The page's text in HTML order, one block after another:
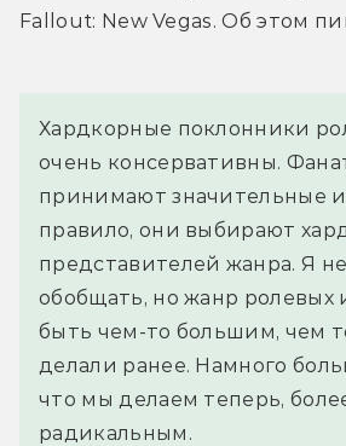
Fallout: New Vegas. Об этом
Хардкорные поклонники
очень консервативны.
принимают значительные
правило, они выбирают
представителей жанра. Я
обобщать, но жанр ролевых
быть чем-то большим, чем
делали ранее. Намного
что мы делаем теперь,
радикальным.